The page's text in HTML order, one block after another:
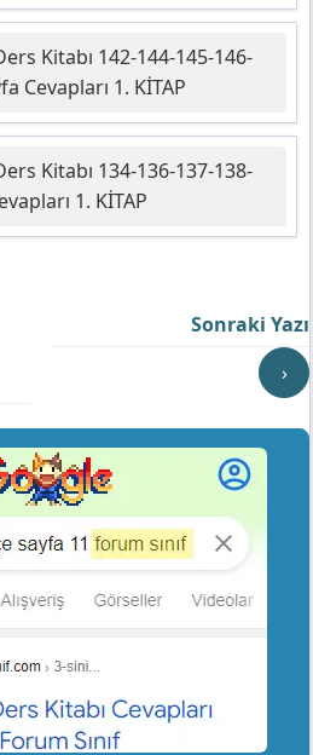
Kitabı 142-144-145-146-
Cevapları 1. KİTAP
Kitabı 134-136-137-138-
1. KİTAP
Sonraki Yazı
›